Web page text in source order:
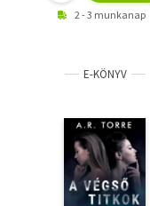
2 - 3 munkanap
E-KÖNYV